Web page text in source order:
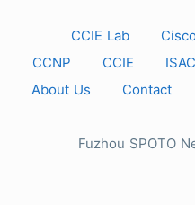
CCIE Lab
CCNP
CCIE
About Us
Contact